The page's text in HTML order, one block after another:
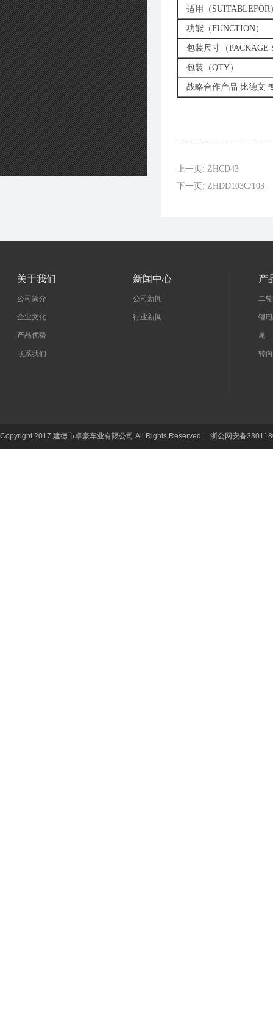
适用（SUITABLEFOR
功能（FUNCTION）
包装尺寸（PACKAGE
包装（QTY）
战略合作产品 比德文
上一页: ZHCD43
下一页: ZHDD103C/103
关于我们
公司简介
企业文化
产品优势
联系我们
新闻中心
公司新闻
行业新闻
产
二
锂
尾
转
Copyright 2017 建德市卓豪车业有限公司 All Rights Reserved 浙公网安备